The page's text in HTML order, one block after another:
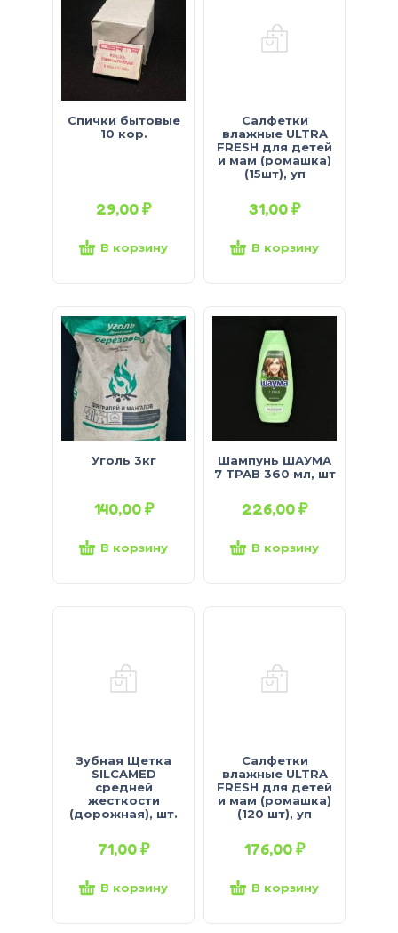
Спички бытовые
10 кор.
29,00₽
В корзину
Салфетки
влажные ULTRA
FRESH для детей
и мам (ромашка)
(15шт), уп
31,00₽
В корзину
Уголь 3кг
140,00₽
В корзину
Шампунь ШАУМА
7 ТРАВ 360 мл, шт
226,00₽
В корзину
Зубная Щетка
SILCAMED
средней
жесткости
(дорожная), шт.
71,00₽
В корзину
Салфетки
влажные ULTRA
FRESH для детей
и мам (ромашка)
(120 шт), уп
176,00₽
В корзину